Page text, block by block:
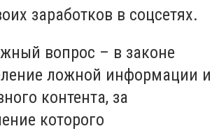
заработков в соцсетях.
вопрос – в законе
ложной информации и
контента, за
которого